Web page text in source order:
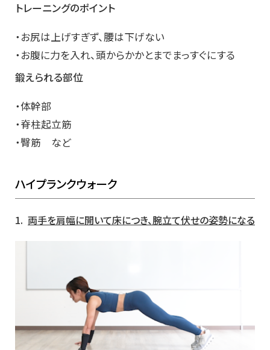
トレーニングのポイント
・お尻は上げすぎず、腰は下げない
・お腹に力を入れ、頭からかかとまでまっすぐにする
鍛えられる部位
・体幹部
・脊柱起立筋
・臀筋 など
ハイプランクウォーク
1. 両手を肩幅に開いて床につき、腕立て伏せの姿勢になる